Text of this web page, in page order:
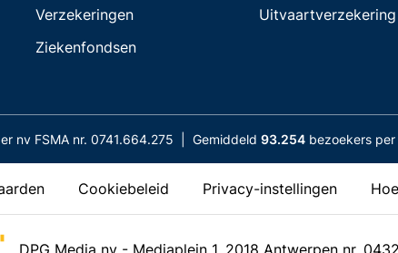
Verzekeringen
Ziekenfondsen
Uitvaartverzekering
nv FSMA nr. 0741.664.275 | Gemiddeld 93.254 bezoekers
Cookiebeleid Privacy-instellingen
DPG Media nv - Mediaplein 1, 2018 Antwerpen nr.